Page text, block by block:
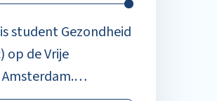
student Gezondheid
op de Vrije